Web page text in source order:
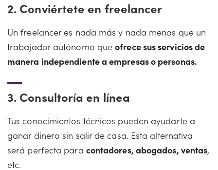
2. Conviértete en freelancer
Un freelancer es nada más y nada menos que un
trabajador autónomo queofrece sus servicios de
manera independiente a empresas o personas.
3. Consultoría en línea
Tus conocimientos técnicos pueden ayudarte a
ganar dinero sin salir de casa. Esta alternativa
será perfecta para contadores, abogados, ventas,
etc.